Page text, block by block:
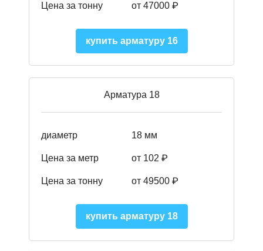
Цена за тонну от 47000 ₽
купить арматуру 16
Арматура 18
диаметр 18 мм
Цена за метр от 102 ₽
Цена за тонну от 49500 ₽
купить арматуру 18